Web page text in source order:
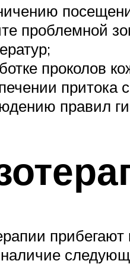
проблемной
проколов
притока
правил
наличие